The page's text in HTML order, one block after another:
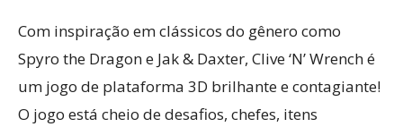
Com inspiração em clássicos do gênero como
Spyro the Dragon e Jak & Daxter, Clive ‘N’ Wrench é
um jogo de plataforma 3D brilhante e contagiante!
O jogo está cheio de desafios, chefes, itens